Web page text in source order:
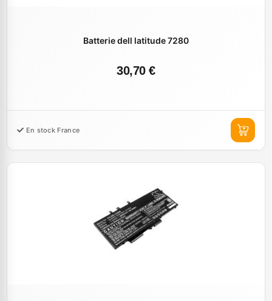
Batterie dell latitude 7280
30,70 €
En stock France